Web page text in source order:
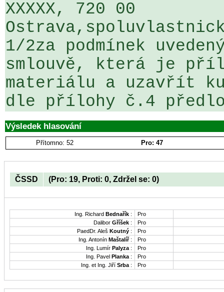
XXXXX, 720 00
1/2za podmínek
smlouvě, která je
materiálu a uzavřít
dle přílohy č.4
Výsledek hlasování
Přítomno: 52 Pro: 47
ČSSD (Pro: 19, Proti: 0, Zdržel se: 0)
Ing. Richard Bednařík :
Pro
Dalibor Gříšek :
Pro
PaedDr. Aleš Koutný :
Pro
Ing. Antonín Maštalíř:
Pro
Ing. Lumír Palyza :
Pro
Ing. Pavel Planka :
Pro
Ing. et Ing. Jiří Srba : Pro